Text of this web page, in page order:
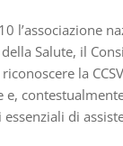
l’associazione
Salute, il
la
e,
di